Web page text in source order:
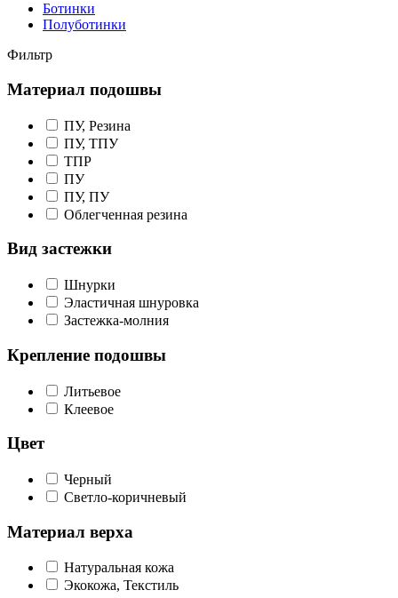
Ботинки
Полуботинки
Фильтр
Материал подошвы
ПУ, Резина
ПУ, ТПУ
ТПР
ПУ
ПУ, ПУ
Облегченная резина
Вид застежки
Шнурки
Эластичная шнуровка
Застежка-молния
Крепление подошвы
Литьевое
Клеевое
Цвет
Черный
Светло-коричневый
Материал верха
Натуральная кожа
Экокожа, Текстиль